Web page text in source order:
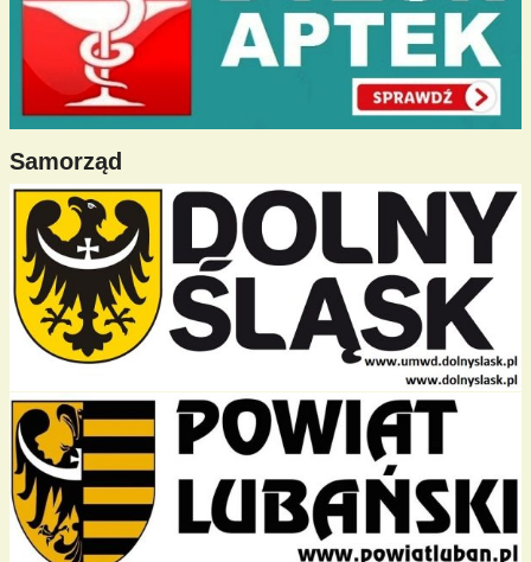
Samorząd